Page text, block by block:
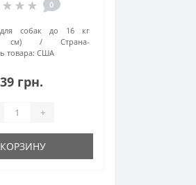
0
собак до 16 кг
см)
Страна-
товара: США
грн.
+